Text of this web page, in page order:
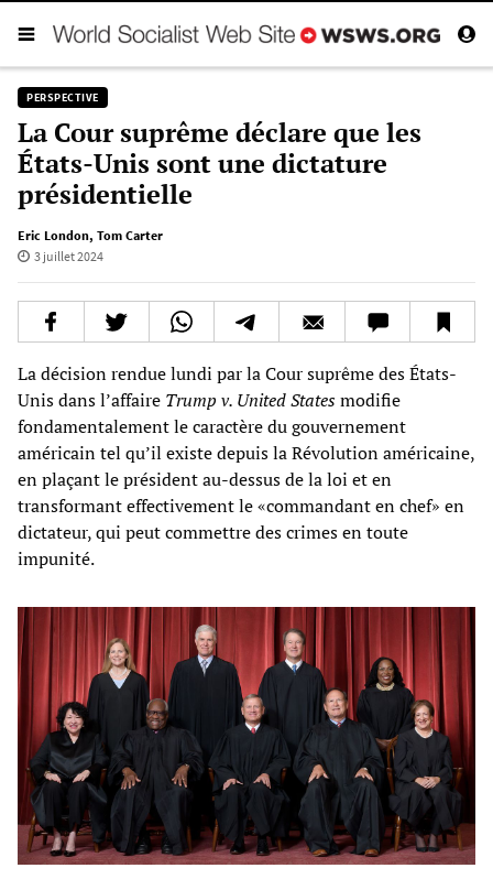
PERSPECTIVE
La Cour suprême déclare que les
États-Unis sont une dictature
présidentielle
Eric London, Tom Carter
3 juillet 2024
La décision rendue lundi par la Cour suprême des États-
Unis dans l’affaire Trump v. United Statesmodifie
fondamentalement le caractère du gouvernement
américain tel qu’il existe depuis la Révolution américaine,
en plaçant le président au-dessus de la loi et en
transformant effectivement le «commandant en chef» en
dictateur, qui peut commettre des crimes en toute
impunité.